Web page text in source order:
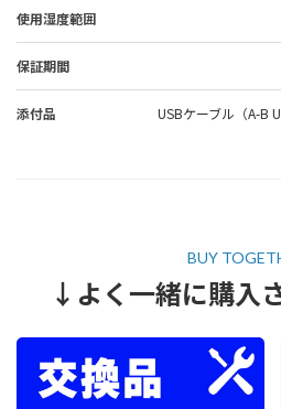
↓よく一緒に購入
使用湿度範囲
保証期間
添付品
USBケーブル（A-B